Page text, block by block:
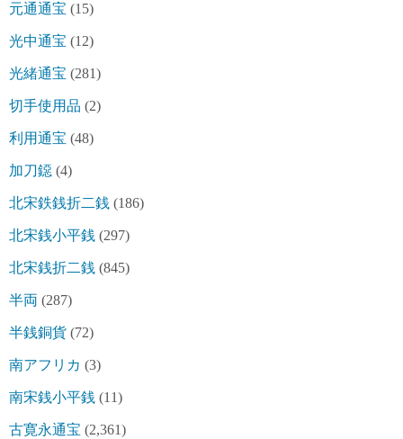
元通通宝 (15)
光中通宝 (12)
光緒通宝 (281)
切手使用品 (2)
利用通宝 (48)
加刀鐚 (4)
北宋鉄銭折二銭 (186)
北宋銭小平銭 (297)
北宋銭折二銭 (845)
半両 (287)
半銭銅貨 (72)
南アフリカ (3)
南宋銭小平銭 (11)
古寛永通宝 (2,361)